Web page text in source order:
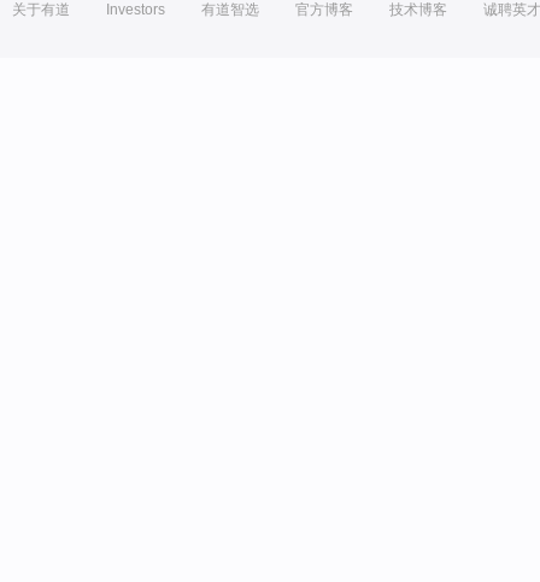
关于有道 Investors 有道智选 官方博客 技术博客 诚聘英才